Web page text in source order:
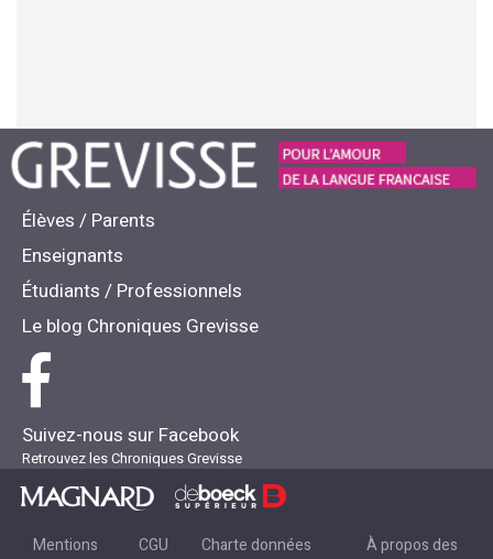
Élèves / Parents
Enseignants
Étudiants / Professionnels
Le blog Chroniques Grevisse
Suivez-nous sur Facebook
Retrouvez les Chroniques Grevisse
Mentions
CGU
Charte données
À propos des